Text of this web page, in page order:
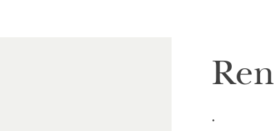
.